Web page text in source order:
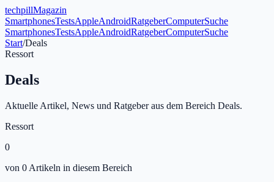
techpillMagazin
SmartphonesTestsAppleAndroidRatgeberComputerSuche
SmartphonesTestsAppleAndroidRatgeberComputerSuche
Start/Deals
Ressort
Deals
Aktuelle Artikel, News und Ratgeber aus dem Bereich Deals.
Ressort
0
von 0 Artikeln in diesem Bereich